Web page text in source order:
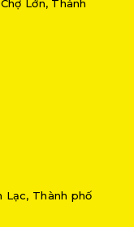
Lớn, Thành
Lạc, Thành phố